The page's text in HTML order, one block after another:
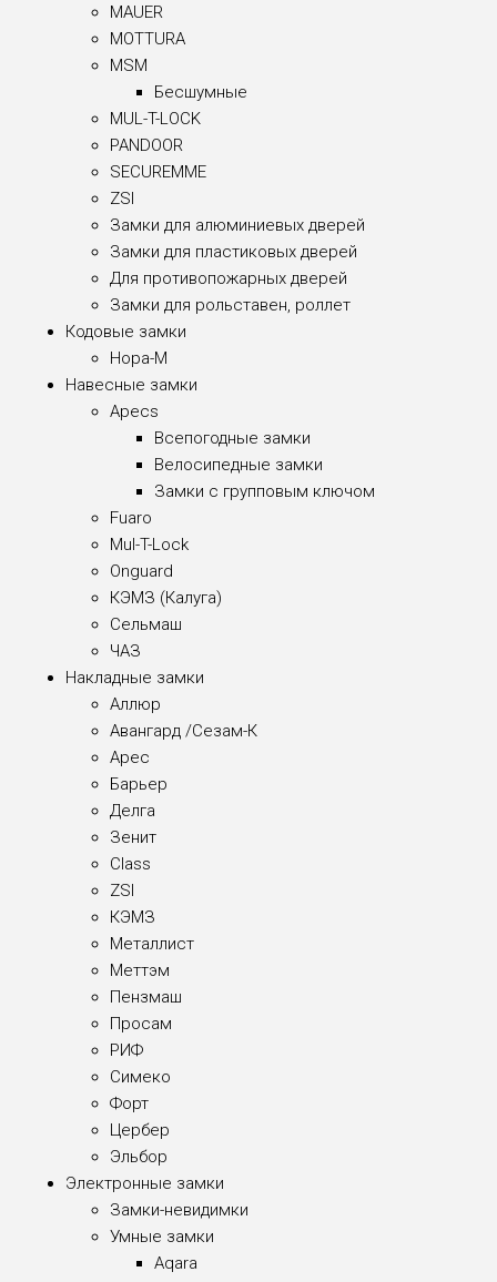
MAUER
MOTTURA
MSM
Бесшумные
MUL-T-LOCK
PANDOOR
SECUREMME
ZSI
Замки для алюминиевых дверей
Замки для пластиковых дверей
Для противопожарных дверей
Замки для рольставен, роллет
Кодовые замки
Нора-М
Навесные замки
Apecs
Всепогодные замки
Велосипедные замки
Замки с групповым ключом
Fuaro
Mul-T-Lock
Onguard
КЭМЗ (Калуга)
Сельмаш
ЧАЗ
Накладные замки
Аллюр
Авангард /Сезам-К
Арес
Барьер
Делга
Зенит
Class
ZSI
КЭМЗ
Металлист
Меттэм
Пензмаш
Просам
РИФ
Симеко
Форт
Цербер
Эльбор
Электронные замки
Замки-невидимки
Умные замки
Aqara